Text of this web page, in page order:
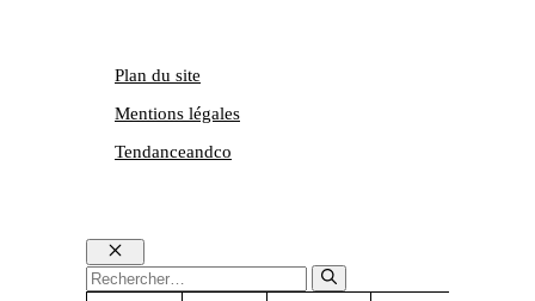
Tendanceandco
Plan du site
Mentions légales
Fermer
Rechercher :